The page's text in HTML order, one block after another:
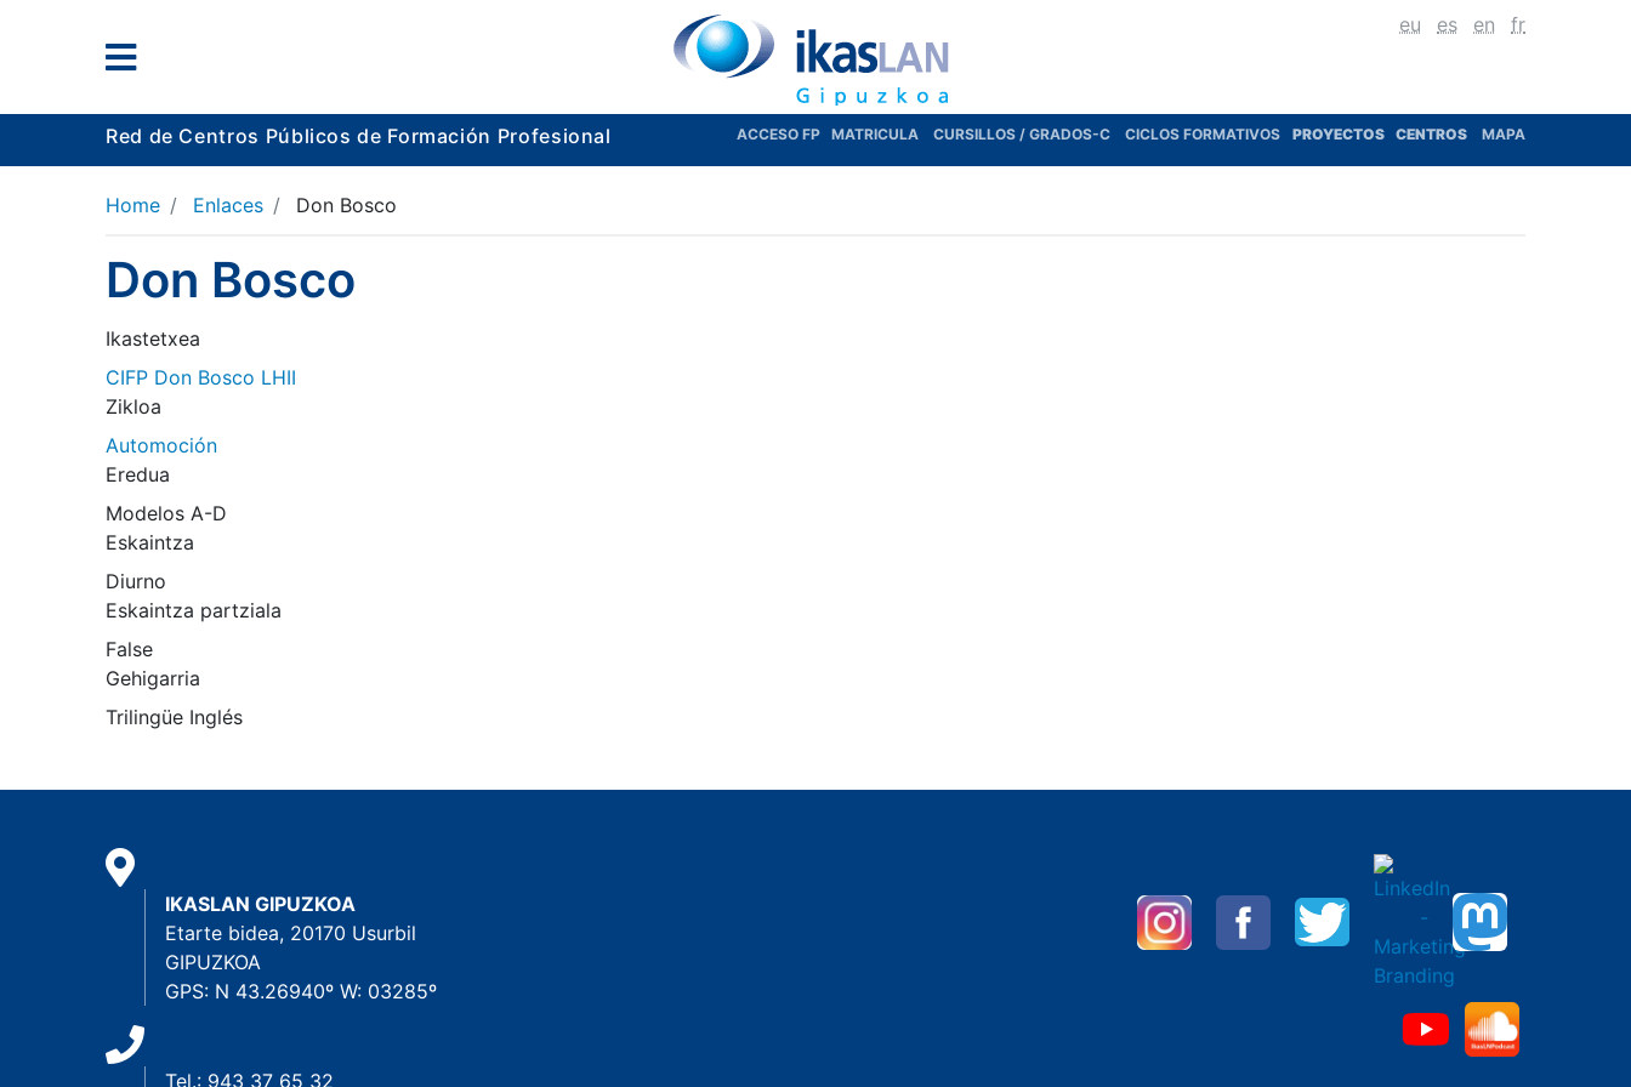
eu es en fr
Red de Centros Públicos de Formación Profesional ACCESO FP MATRICULA CURSILLOS / GRADOS-C CICLOS FORMATIVOS PROYECTOS CENTROS MAPA
Home Enlaces Don Bosco
Don Bosco
Ikastetxea
CIFP Don Bosco LHII
Zikloa
Automoción
Eredua
Modelos A-D
Eskaintza
Diurno
Eskaintza partziala
False
Gehigarria
Trilingüe Inglés
IKASLAN GIPUZKOA
Etarte bidea, 20170 Usurbil
GIPUZKOA
GPS: N 43.26940º W: 03285º
Tel.: 943 37 65 32